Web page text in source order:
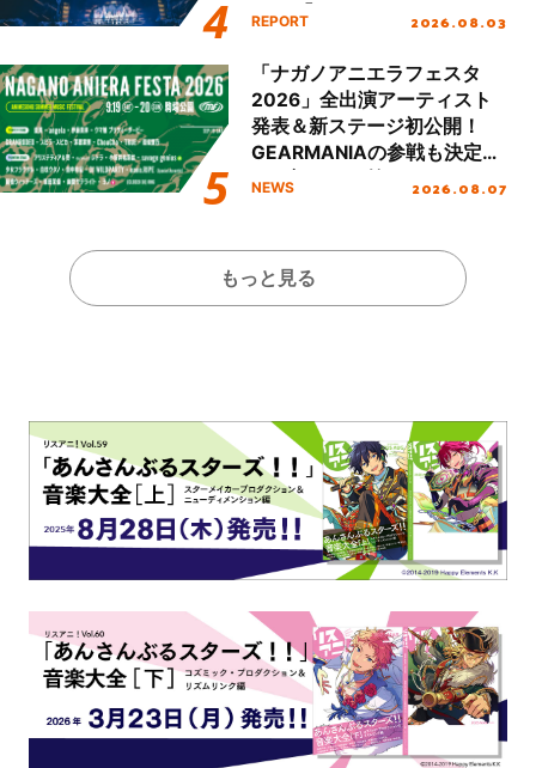
Final「NICE to meet YOU
ート!!
REPORT 2026.08.03
「ナガノアニエラフェスタ
2026」全出演アーティスト
発表＆新ステージ初公開！
GEARMANIAの参戦も決定
し、初となる第3ステージの
NEWS 2026.08.07
もっと見る